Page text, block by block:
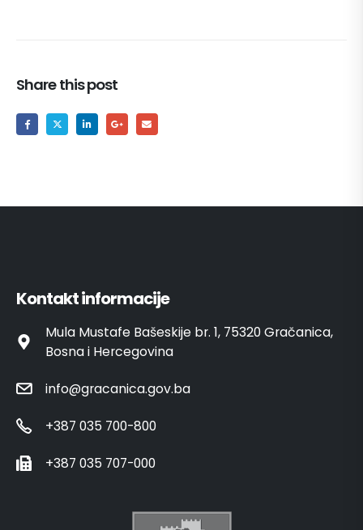
Share this post
Kontakt informacije
Mula Mustafe Bašeskije br. 1, 75320 Gračanica,
Bosna i Hercegovina
info@gracanica.gov.ba
+387 035 700-800
+387 035 707-000